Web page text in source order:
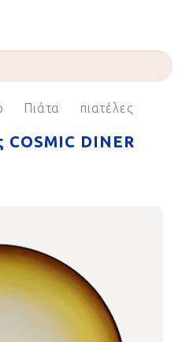
Πιάτα πιατέλες
COSMIC DINER